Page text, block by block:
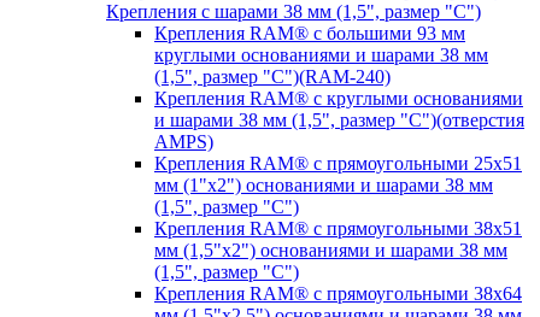
Крепления с шарами 38 мм (1,5", размер "C")
Крепления RAM® с большими 93 мм
круглыми основаниями и шарами 38 мм
(1,5", размер "C")(RAM-240)
Крепления RAM® с круглыми основаниями
и шарами 38 мм (1,5", размер "C")(отверстия
AMPS)
Крепления RAM® с прямоугольными 25х51
мм (1"х2") основаниями и шарами 38 мм
(1,5", размер "C")
Крепления RAM® с прямоугольными 38х51
мм (1,5"х2") основаниями и шарами 38 мм
(1,5", размер "C")
Крепления RAM® с прямоугольными 38х64